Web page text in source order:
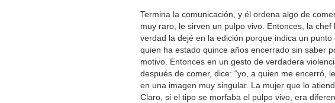
Termina la comunicación, y él ordena algo de
muy raro, le sirven un pulpo vivo. Entonces, la
verdad la dejé en la edición porque indica un
quien ha estado quince años encerrado sin saber
motivo. Entonces en un gesto de verdadera
después de comer, dice: “yo, a quien me encerró,
en una imagen muy singular. La mujer que lo
Claro, si el tipo se morfaba el pulpo vivo, era